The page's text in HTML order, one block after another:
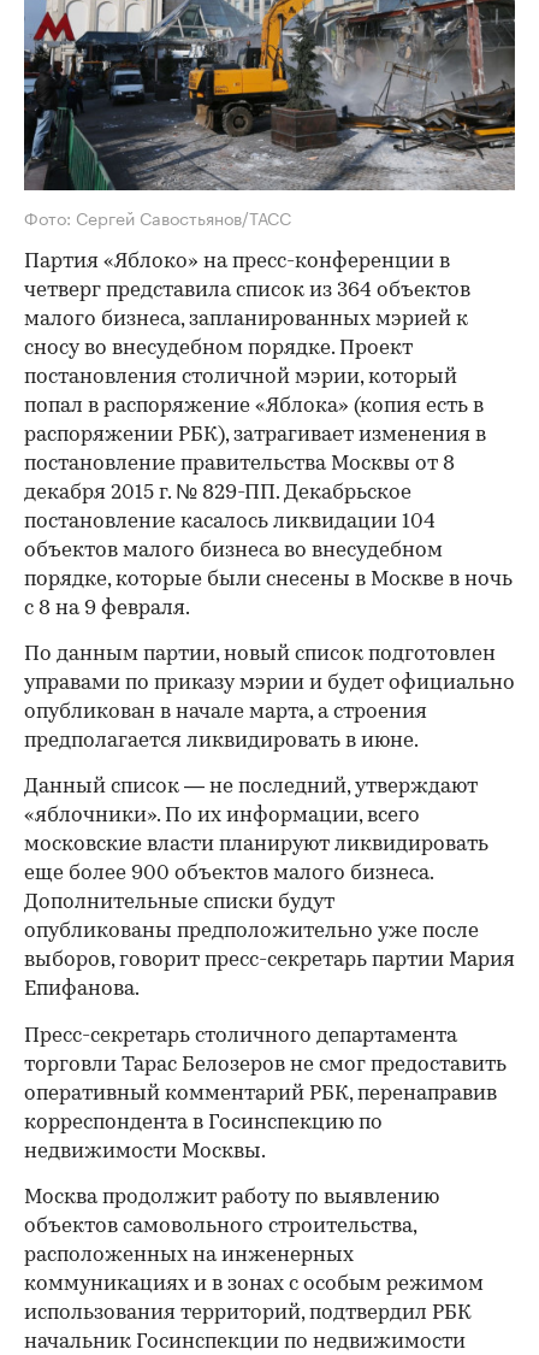
Фото: Сергей Савостьянов/ТАСС
Партия «Яблоко» на пресс-конференции в
четверг представила список из 364 объектов
малого бизнеса, запланированных мэрией к
сносу во внесудебном порядке. Проект
постановления столичной мэрии, который
попал в распоряжение «Яблока» (копия есть в
распоряжении РБК), затрагивает изменения в
постановление правительства Москвы от 8
декабря 2015 г. № 829-ПП. Декабрьское
постановление касалось ликвидации 104
объектов малого бизнеса во внесудебном
порядке, которые были снесены в Москве в ночь
с 8 на 9 февраля.
По данным партии, новый список подготовлен
управами по приказу мэрии и будет официально
опубликован в начале марта, а строения
предполагается ликвидировать в июне.
Данный список — не последний, утверждают
«яблочники». По их информации, всего
московские власти планируют ликвидировать
еще более 900 объектов малого бизнеса.
Дополнительные списки будут
опубликованы предположительно уже после
выборов, говорит пресс-секретарь партии Мария
Епифанова.
Пресс-секретарь столичного департамента
торговли Тарас Белозеров не смог предоставить
оперативный комментарий РБК, перенаправив
корреспондента в Госинспекцию по
недвижимости Москвы.
Москва продолжит работу по выявлению
объектов самовольного строительства,
расположенных на инженерных
коммуникациях и в зонах с особым режимом
использования территорий, подтвердил РБК
начальник Госинспекции по недвижимости